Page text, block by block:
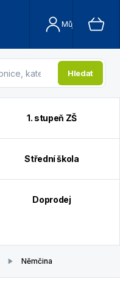
Můj účet
Hledat
1. stupeň ZŠ
Střední škola
Doprodej
Němčina